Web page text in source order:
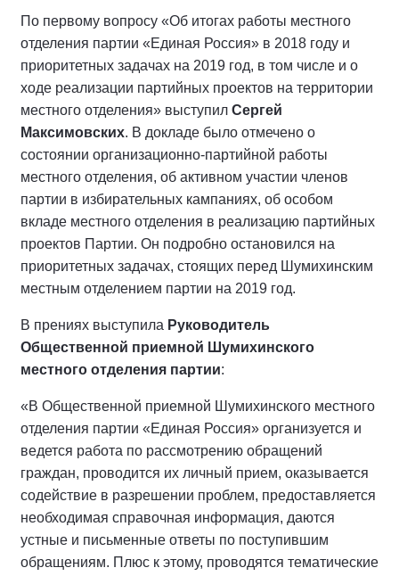
По первому вопросу «Об итогах работы местного
отделения партии «Единая Россия» в 2018 году и
приоритетных задачах на 2019 год, в том числе и о
ходе реализации партийных проектов на территории
местного отделения» выступил Сергей
Максимовских. В докладе было отмечено о
состоянии организационно-партийной работы
местного отделения, об активном участии членов
партии в избирательных кампаниях, об особом
вкладе местного отделения в реализацию партийных
проектов Партии. Он подробно остановился на
приоритетных задачах, стоящих перед Шумихинским
местным отделением партии на 2019 год.
В прениях выступила Руководитель
Общественной приемной Шумихинского
местного отделения партии:
«В Общественной приемной Шумихинского местного
отделения партии «Единая Россия» организуется и
ведется работа по рассмотрению обращений
граждан, проводится их личный прием, оказывается
содействие в разрешении проблем, предоставляется
необходимая справочная информация, даются
устные и письменные ответы по поступившим
обращениям. Плюс к этому, проводятся тематические